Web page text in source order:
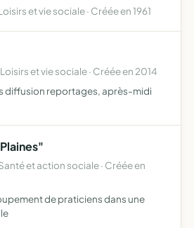
et vie sociale · Créée en 1961
et vie sociale · Créée en 2014
diffusion reportages, après-midi
et action sociale · Créée en
de praticiens dans une